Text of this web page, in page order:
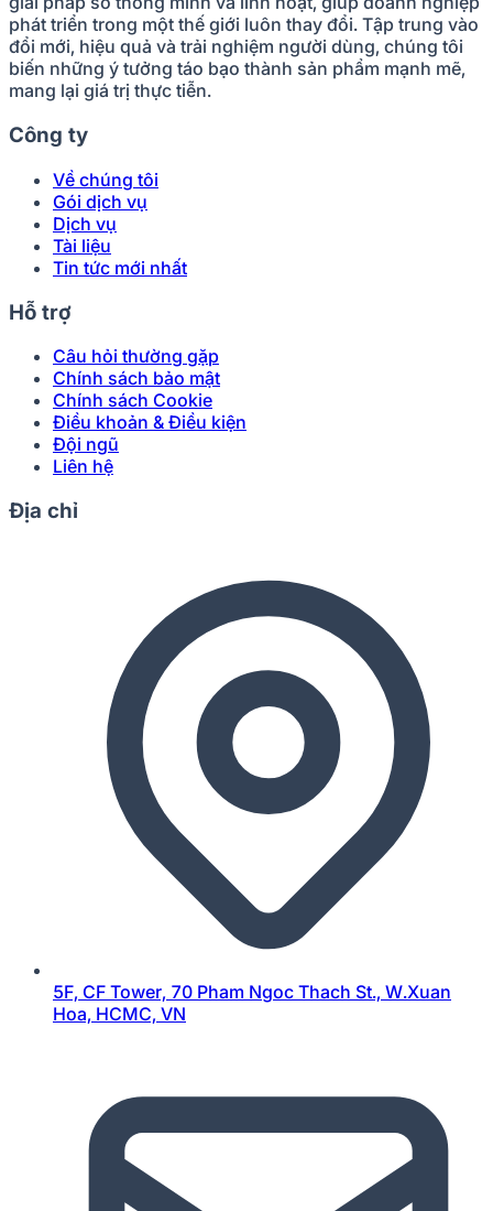
phát triển trong một thế giới luôn thay đổi. Tập trung vào
đổi mới, hiệu quả và trải nghiệm người dùng, chúng tôi
biến những ý tưởng táo bạo thành sản phẩm mạnh mẽ,
mang lại giá trị thực tiễn.
Công ty
Về chúng tôi
Gói dịch vụ
Dịch vụ
Tài liệu
Tin tức mới nhất
Hỗ trợ
Câu hỏi thường gặp
Chính sách bảo mật
Chính sách Cookie
Điều khoản & Điều kiện
Đội ngũ
Liên hệ
Địa chỉ
5F, CF Tower, 70 Pham Ngoc Thach St., W.Xuan
Hoa, HCMC, VN